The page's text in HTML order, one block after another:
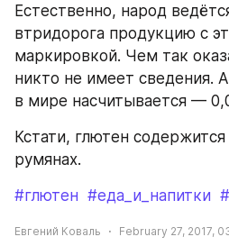
Естественно, народ
втридорога продукцию с
маркировкой. Чем так
никто не имеет сведения.
в мире насчитывается —
Кстати, глютен
румянах.
#глютен #еда_и_напитки
Евгений Коваль February 27, 2017,